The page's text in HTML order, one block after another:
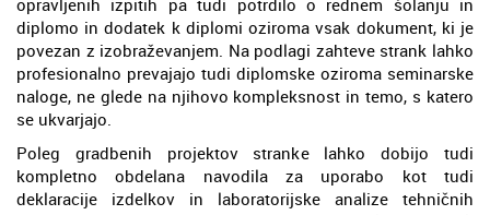
diplomo in dodatek k diplomi oziroma vsak dokument, ki je
povezan z izobraževanjem. Na podlagi zahteve strank lahko
profesionalno prevajajo tudi diplomske oziroma seminarske
naloge, ne glede na njihovo kompleksnost in temo, s katero
se ukvarjajo.
Poleg gradbenih projektov stranke lahko dobijo tudi
kompletno obdelana navodila za uporabo kot tudi
deklaracije izdelkov in laboratorijske analize tehničnih